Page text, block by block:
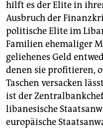
hilft es der Elite in
Ausbruch der
politische Elite im
Familien ehemaliger
geliehenes Geld
denen sie profitieren,
Taschen versacken
ist der
libanesische
europäische